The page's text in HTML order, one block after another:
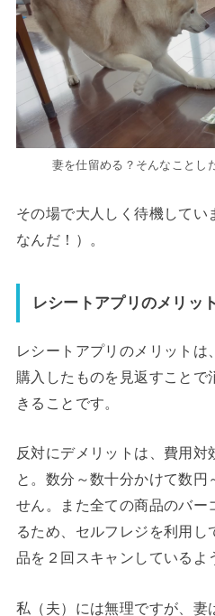
妻を仕留める？そんなことし
その場で大人しく待機してい
なんだ！）。
レシートアプリのメリッ
レシートアプリのメリットは
購入したものを見返すこと
きることです。
反対にデメリットは、費用対
と。数分～数十分かけて数円
せん。また全ての商品のバー
るため、セルフレジを利用
品を２回スキャンしているよ
私（夫）には無理ですが、妻